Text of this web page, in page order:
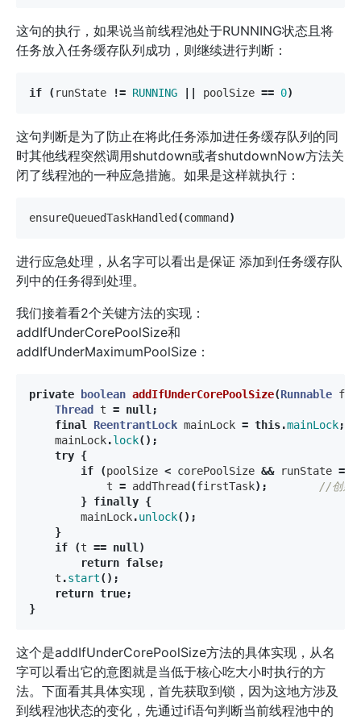
这句的执行，如果说当前线程池处于RUNNING状态且将
任务放入任务缓存队列成功，则继续进行判断：
if ( runState != RUNNING || poolSize == 0)
这句判断是为了防止在将此任务添加进任务缓存队列的同
时其他线程突然调用shutdown或者shutdownNow方法关
闭了线程池的一种应急措施。如果是这样就执行：
ensureQueuedTaskHandled(command)
进行应急处理，从名字可以看出是保证 添加到任务缓存队
列中的任务得到处理。
我们接着看2个关键方法的实现：
addIfUnderCorePoolSize和
addIfUnderMaximumPoolSize：
private boolean addIfUnderCorePoolSize(Runnable
Thread t = null ;
final
ReentrantLock mainLock = this.mainLock;
mainLock.lock();
try {
if
(poolSize < corePoolSize && runState ==
t = addThread(firstTask);
//创建
} finally {
mainLock.unlock();
}
if
(t == null )
return false;
t .start();
return true;
}
这个是addIfUnderCorePoolSize方法的具体实现，从名
字可以看出它的意图就是当低于核心吃大小时执行的方
法。下面看其具体实现，首先获取到锁，因为这地方涉及
到线程池状态的变化，先通过if语句判断当前线程池中的